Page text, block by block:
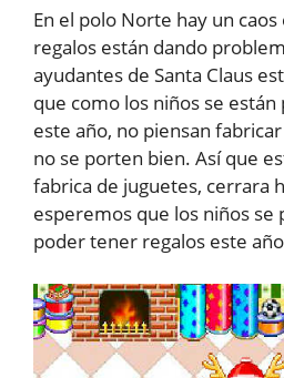
En el polo Norte hay un
regalos están dando
ayudantes de Santa Claus
que como los niños se
este año, no piensan
no se porten bien. Así que
fabrica de juguetes, cerrara
esperemos que los niños se
poder tener regalos este